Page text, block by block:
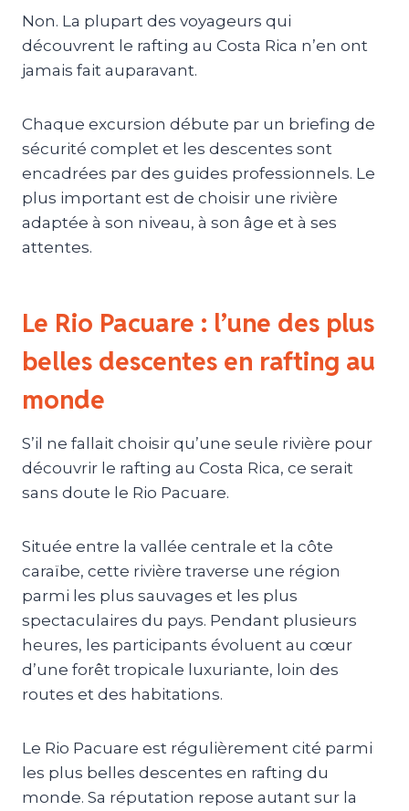
Non. La plupart des voyageurs qui
découvrent le rafting au Costa Rica n’en ont
jamais fait auparavant.
Chaque excursion débute par un briefing de
sécurité complet et les descentes sont
encadrées par des guides professionnels. Le
plus important est de choisir une rivière
adaptée à son niveau, à son âge et à ses
attentes.
Le Rio Pacuare : l’une des plus
belles descentes en rafting au
monde
S’il ne fallait choisir qu’une seule rivière pour
découvrir le rafting au Costa Rica, ce serait
sans doute le Rio Pacuare.
Située entre la vallée centrale et la côte
caraïbe, cette rivière traverse une région
parmi les plus sauvages et les plus
spectaculaires du pays. Pendant plusieurs
heures, les participants évoluent au cœur
d’une forêt tropicale luxuriante, loin des
routes et des habitations.
Le Rio Pacuare est régulièrement cité parmi
les plus belles descentes en rafting du
monde. Sa réputation repose autant sur la